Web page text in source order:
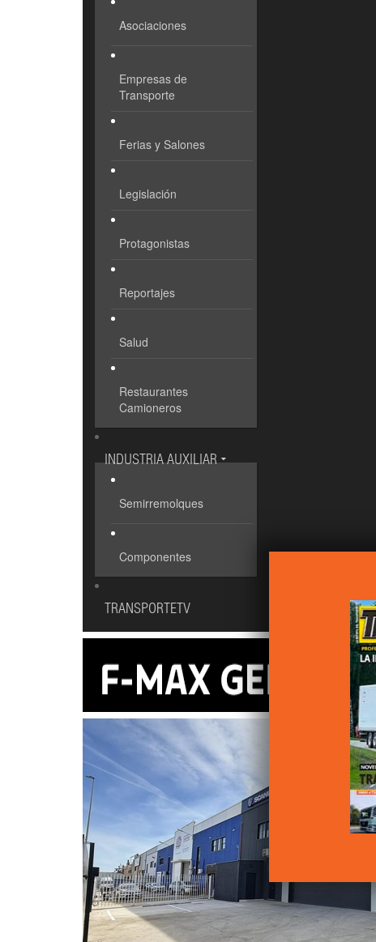
Asociaciones
Empresas de
Transporte
Ferias y Salones
Legislación
Protagonistas
Reportajes
Salud
Restaurantes
Camioneros
INDUSTRIA AUXILIAR
Semirremolques
Componentes
TRANSPORTETV